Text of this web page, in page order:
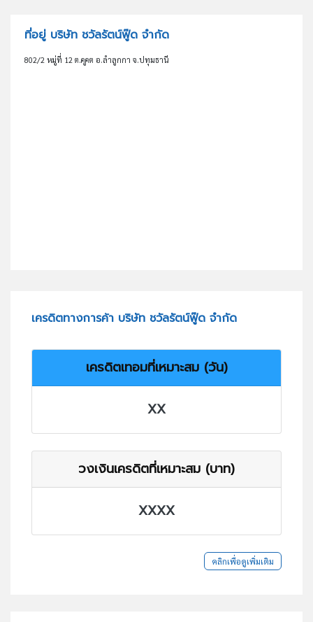
ที่อยู่ บริษัท ชวัลรัตน์ฟู๊ด จำกัด
802/2 หมู่ที่ 12 ต.คูคต อ.ลำลูกกา จ.ปทุมธานี
เครดิตทางการค้า บริษัท ชวัลรัตน์ฟู๊ด จำกัด
เครดิตเทอมที่เหมาะสม (วัน)
XX
วงเงินเครดิตที่เหมาะสม (บาท)
XXXX
คลิกเพื่อดูเพิ่มเติม